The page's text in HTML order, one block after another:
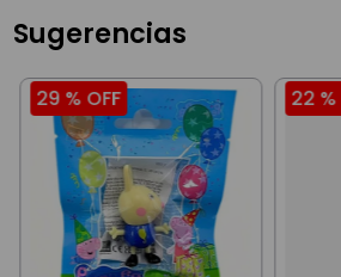
Sugerencias
29 % OFF 22 %